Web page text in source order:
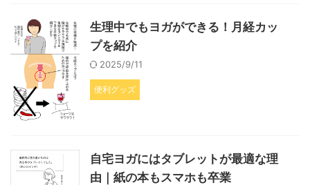
生理中でもヨガができる！月経カッ
プを紹介
2025/9/11
便利グッズ
自宅ヨガにはタブレットが最適な理
由｜紙の本もスマホも卒業